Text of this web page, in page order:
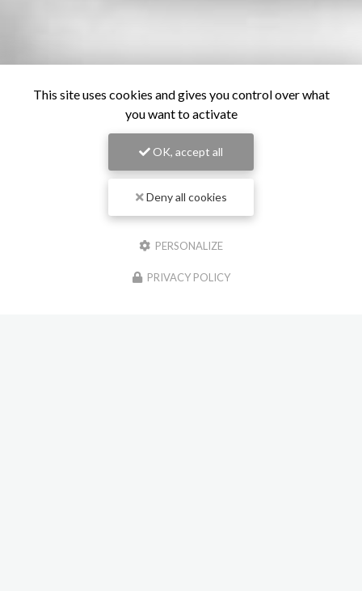
This site uses cookies and gives you control over what
you want to activate
OK, accept all
Deny all cookies
PERSONALIZE
PRIVACY POLICY